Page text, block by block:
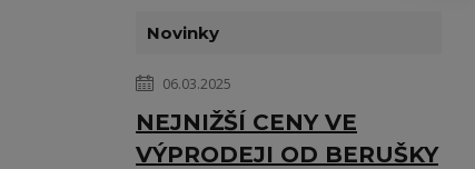
Novinky
06.03.2025
NEJNIŽŠÍ CENY VE
VÝPRODEJI OD BERUŠKY